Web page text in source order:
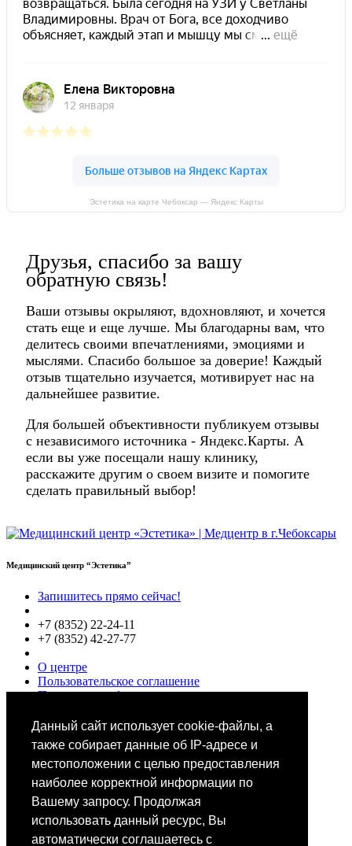
Данный сайт использует cookie-файлы, а
также собирает данные об IP-адресе и
местоположении с целью предоставления
наиболее корректной информации по
Вашему запросу. Продолжая
использовать данный ресурс, Вы
автоматически соглашаетесь с
Эстетика на карте Чебоксар — Яндекс Карты
Друзья, спасибо за вашу
обратную связь!
Ваши отзывы окрыляют, вдохновляют, и хочется
стать еще и еще лучше. Мы благодарны вам, что
делитесь своими впечатлениями, эмоциями и
мыслями. Спасибо большое за доверие! Каждый
отзыв тщательно изучается, мотивирует нас на
дальнейшее развитие.
Для большей объективности публикуем отзывы
с независимого источника - Яндекс.Карты. А
если вы уже посещали нашу клинику,
расскажите другим о своем визите и помогите
сделать правильный выбор!
Медицинский центр “Эстетика”
Запишитесь прямо сейчас!
+7 (8352) 22-24-11
+7 (8352) 42-27-77
О центре
Пользовательское соглашение
Политики конфиденциальности
Специалисты
Выбор звезд